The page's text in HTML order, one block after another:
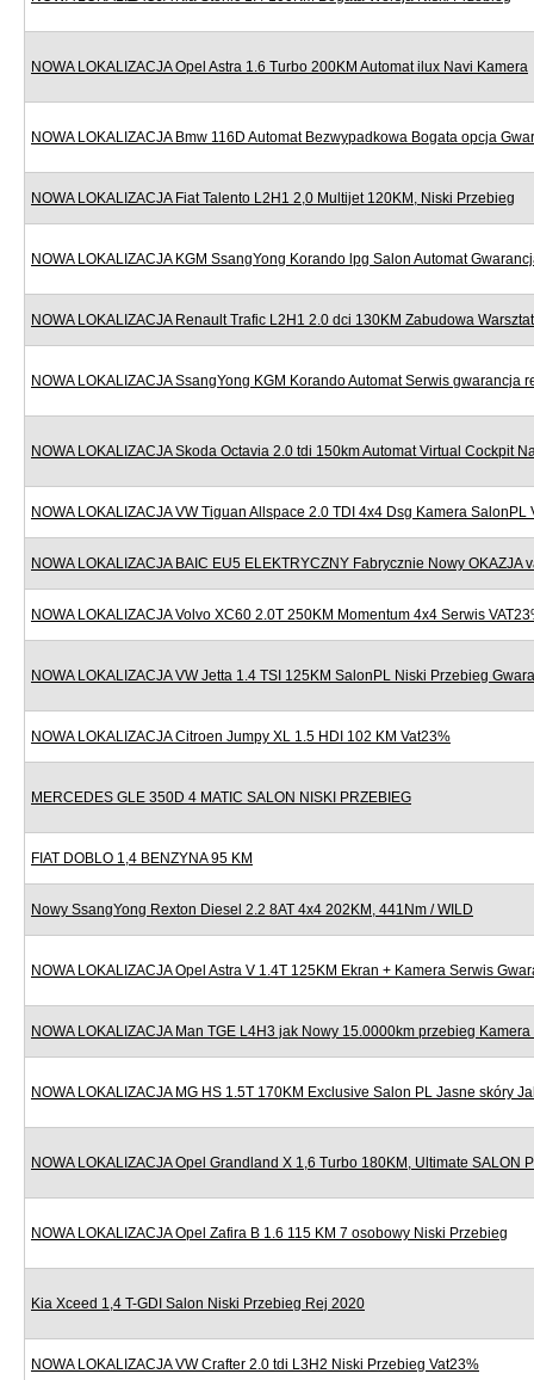
NOWA LOKALIZACJA Opel Astra 1.6 Turbo 200KM Automat ilux Navi Kamera
NOWA LOKALIZACJA Bmw 116D Automat Bezwypadkowa Bogata opcja
NOWA LOKALIZACJA Fiat Talento L2H1 2,0 Multijet 120KM, Niski Przebieg
NOWA LOKALIZACJA KGM SsangYong Korando lpg Salon Automat
NOWA LOKALIZACJA Renault Trafic L2H1 2.0 dci 130KM Zabudowa
NOWA LOKALIZACJA SsangYong KGM Korando Automat Serwis gwarancja
NOWA LOKALIZACJA Skoda Octavia 2.0 tdi 150km Automat Virtual Cockpit
NOWA LOKALIZACJA VW Tiguan Allspace 2.0 TDI 4x4 Dsg Kamera SalonPL
NOWA LOKALIZACJA BAIC EU5 ELEKTRYCZNY Fabrycznie Nowy OKAZJA
NOWA LOKALIZACJA Volvo XC60 2.0T 250KM Momentum 4x4 Serwis
NOWA LOKALIZACJA VW Jetta 1.4 TSI 125KM SalonPL Niski Przebieg
NOWA LOKALIZACJA Citroen Jumpy XL 1.5 HDI 102 KM Vat23%
MERCEDES GLE 350D 4 MATIC SALON NISKI PRZEBIEG
FIAT DOBLO 1,4 BENZYNA 95 KM
Nowy SsangYong Rexton Diesel 2.2 8AT 4x4 202KM, 441Nm / WILD
NOWA LOKALIZACJA Opel Astra V 1.4T 125KM Ekran + Kamera Serwis
NOWA LOKALIZACJA Man TGE L4H3 jak Nowy 15.0000km przebieg Kamera
NOWA LOKALIZACJA MG HS 1.5T 170KM Exclusive Salon PL Jasne skóry
NOWA LOKALIZACJA Opel Grandland X 1,6 Turbo 180KM, Ultimate SALON
NOWA LOKALIZACJA Opel Zafira B 1.6 115 KM 7 osobowy Niski Przebieg
Kia Xceed 1,4 T-GDI Salon Niski Przebieg Rej 2020
NOWA LOKALIZACJA VW Crafter 2.0 tdi L3H2 Niski Przebieg Vat23%